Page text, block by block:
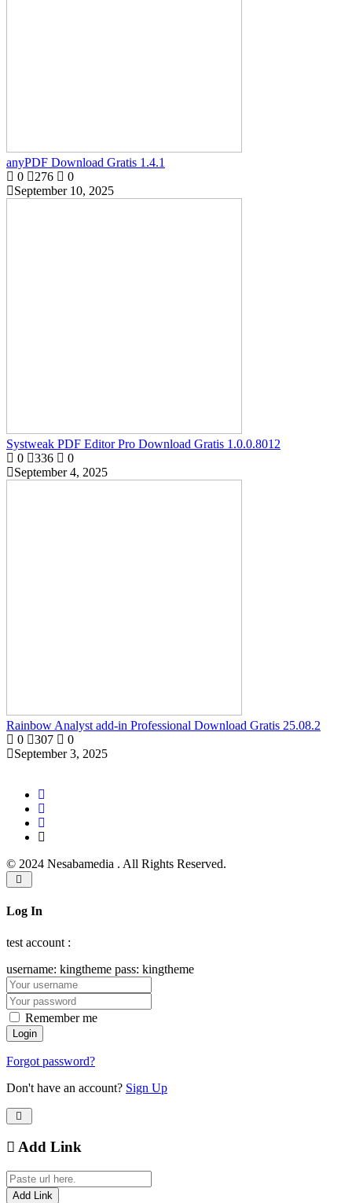
anyPDF Download Gratis 1.4.1
0
276
0
September 10, 2025
Systweak PDF Editor Pro Download Gratis 1.0.0.8012
0
336
0
September 4, 2025
Rainbow Analyst add-in Professional Download Gratis 25.08.2
0
307
0
September 3, 2025
© 2024 Nesabamedia . All Rights Reserved.
Log In
test account :
username: kingtheme pass: kingtheme
Remember me
Forgot password?
Don't have an account? Sign Up
Add Link
Add Link